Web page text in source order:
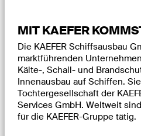
MIT KAEFER
Die KAEFER Schiffsausbau
marktführenden
Kälte-, Schall- und
Innenausbau auf Schiffen.
Tochtergesellschaft der
Services GmbH. Weltweit
für die KAEFER-Gruppe tätig.